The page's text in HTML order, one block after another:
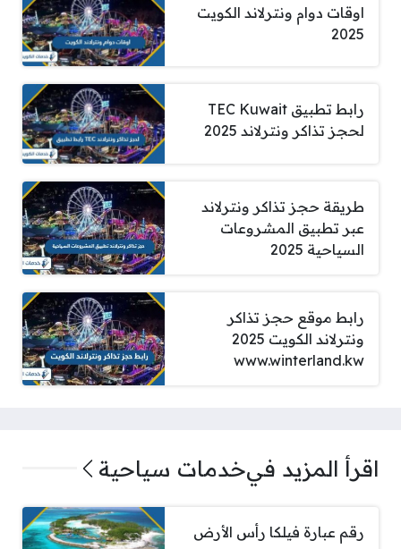
اوقات دوام ونترلاند الكويت
2025
رابط تطبيق TEC Kuwait
لحجز تذاكر ونترلاند 2025
طريقة حجز تذاكر ونترلاند
عبر تطبيق المشروعات
السياحية 2025
رابط موقع حجز تذاكر
ونترلاند الكويت 2025
www.winterland.kw
اقرأ المزيد فيخدمات سياحية
رقم عبارة فيلكا رأس الأرض